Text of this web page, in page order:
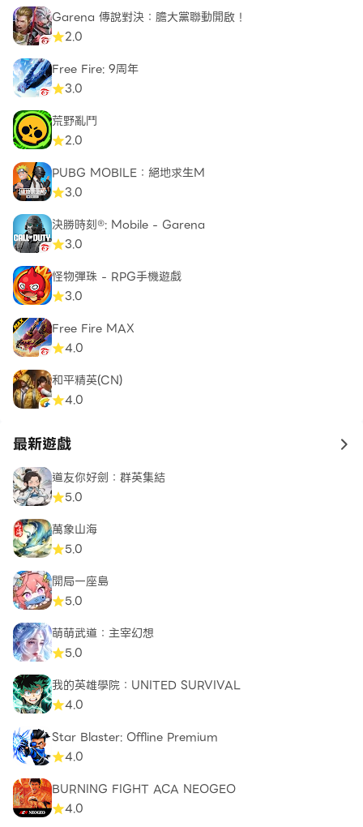
豪。
願勝利屬於你！完了，走吧！
該遊戲完全免費，但某些遊戲內物品需要應用內付款。您可
以通過禁用設備上的應用內購買來關閉支付功能。
* 允許：
- READ_EXTERNAL_STORAGE：用於保存您的遊戲數
據和進度。
- WRITE_EXTERNAL_STORAGE：用於保存您的遊戲數
*針對平板設備進行了優化
喜歡我們：
https://www.facebook.com/dependgames/
關注我們：https://twitter.com/RelianceGames
關注我們：http://www.youtube.com/dependgames
訪問我們：http://www.dependgames.com
Garena 傳說對決：膽大黨聯動開啟！
2.0
Free Fire: 9周年
3.0
荒野亂鬥
2.0
PUBG MOBILE：絕地求生M
3.0
決勝時刻®: Mobile - Garena
3.0
怪物彈珠 - RPG手機遊戲
3.0
Free Fire MAX
4.0
和平精英(CN)
4.0
最新遊戲 to
道友你好劍：群英集結
5.0
萬象山海
5.0
開局一座島
5.0
萌萌武道：主宰幻想
5.0
我的英雄學院：UNITED SURVIVAL
4.0
Star Blaster: Offline Premium
4.0
BURNING FIGHT ACA NEOGEO
4.0